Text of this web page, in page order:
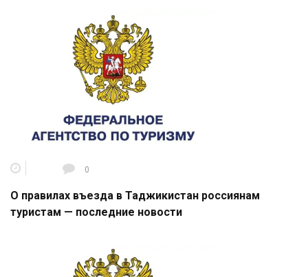
0
О правилах въезда в Таджикистан россиянам
туристам — последние новости